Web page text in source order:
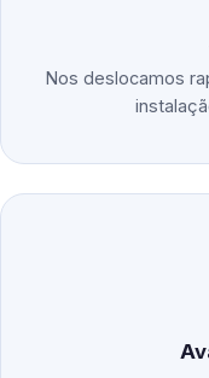
Nos deslocamos